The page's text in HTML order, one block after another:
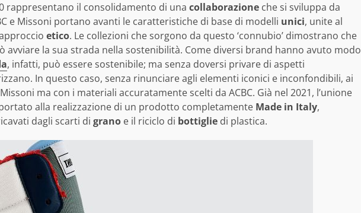
rappresentano il consolidamento di una collaborazione che si sviluppa da
e Missoni portano avanti le caratteristiche di base di modelli unici, unite al
etico. Le collezioni che sorgono da questo ‘connubio’ dimostrano che
avviare la sua strada nella sostenibilità. Come diversi brand hanno avuto modo
, infatti, può essere sostenibile; ma senza doversi privare di aspetti
In questo caso, senza rinunciare agli elementi iconici e inconfondibili, ai
ma con i materiali accuratamente scelti da ACBC. Già nel 2021, l’unione
alla realizzazione di un prodotto completamente Made in Italy,
dagli scarti di grano e il riciclo di bottiglie di plastica.